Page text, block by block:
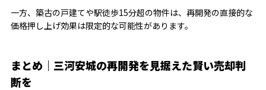
一方、築古の戸建てや駅徒歩15分超の物件は、再開発の直接的な
価格押し上げ効果は限定的な可能性があります。
まとめ｜三河安城の再開発を見据えた賢い売却判
断を